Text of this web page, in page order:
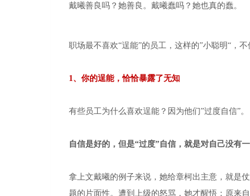
戴曦善良吗？她善良。戴曦蠢吗？她也真的蠢。
职场最不喜欢“逞能”的员工，这样的”小聪明“，
1、 你的逞能，恰恰暴露了无知
有些员工为什么喜欢逞能？因为他们”过度自信”。
自信是好的，但是“过度”自信，就是对自己没有
拿上文戴曦的例子来说，她给章柯出主意，就是
题的片面性。遭到上级的怒骂，她才醒悟：原来